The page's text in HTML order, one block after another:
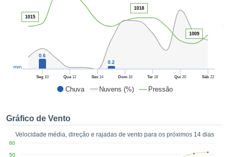
o
no
como
CONTINUAR
Chuva Nuvens (%) Pressão
50
Seg10 Qua12 Sex 14 Dom16 Ter 18 Qui 20 Sáb22
mm
0.6
0.2
1015
1018
1009
Gráfico de Vento
Velocidade média, direção e rajadas de vento para os próximos 14 dias
50
60